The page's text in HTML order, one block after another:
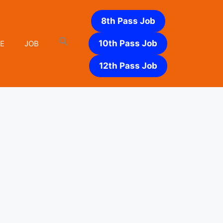
JOB
8th Pass Job
10th Pass Job
12th Pass Job